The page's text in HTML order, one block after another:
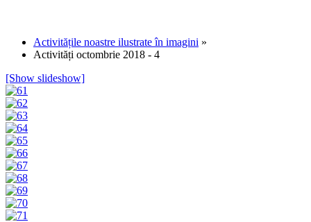
Activitățile noastre ilustrate în imagini »
Activități octombrie 2018 - 4
[Show slideshow]